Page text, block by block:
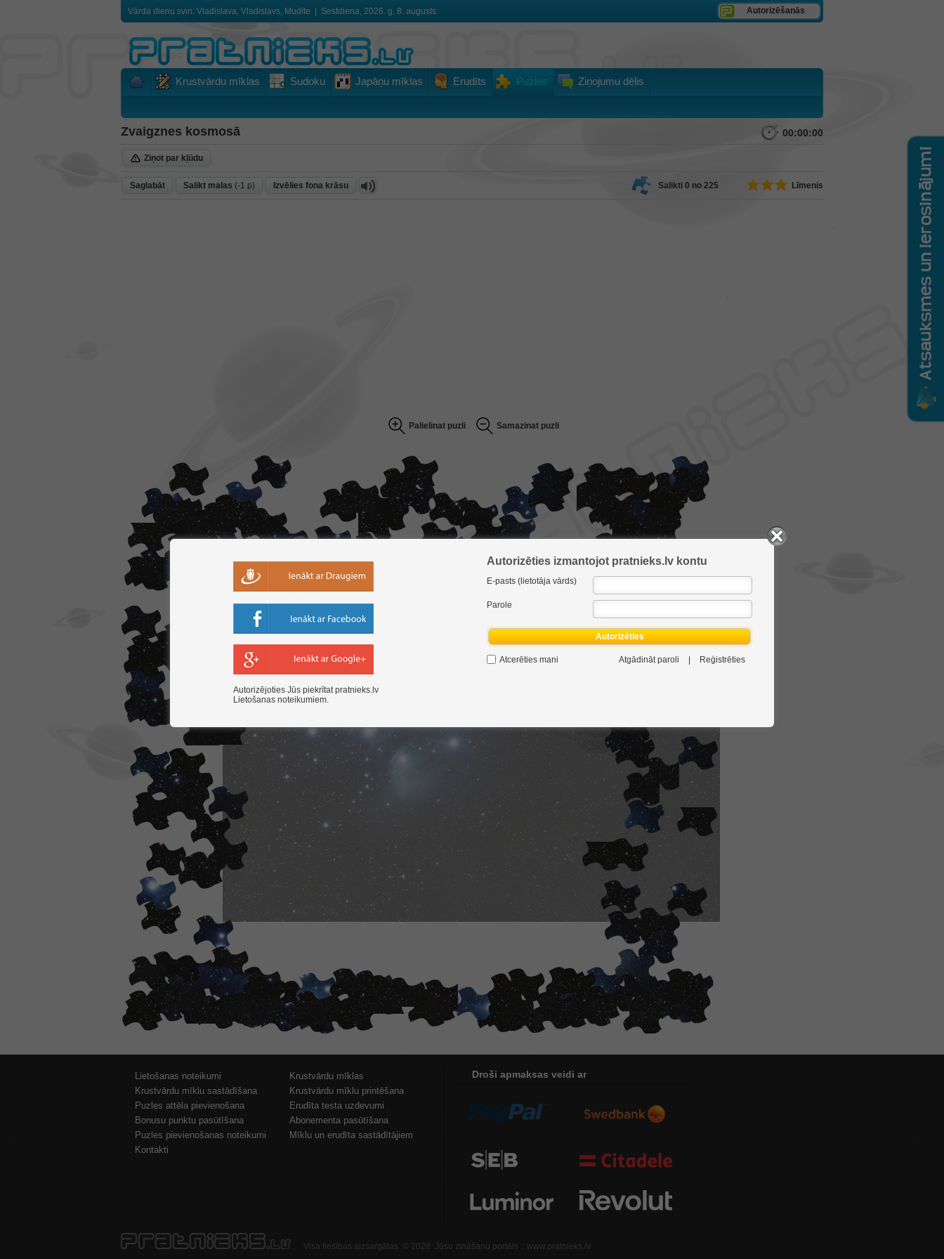
Vārda dienu svin: Vladislava, Vladislavs, Mudīte Sestdiena, 2026. g. 8. augusts Autorizēšanās
Krustvārdu mīklas Sudoku Japāņu mīklas Erudīts Puzles Ziņojumu dēlis
Zvaigznes kosmosā 00:00:00
Ziņot par kļūdu
Saglabāt Salikt malas (-1 p) Izvēlies fona krāsu Salikti 0 no 225 Līmenis
Palielinat puzli Samazinat puzli
Lietošanas noteikumi
Krustvārdu mīklas
Krustvārdu mīklu sastādīšana
Krustvārdu mīklu printēšana
Puzles attēla pievienošana
Erudīta testa uzdevumi
Bonusu punktu pasūtīšana
Abonementa pasūtīšana
Puzles pievienošanas noteikumi
Mīklu un erudīta sastādītājiem
Kontakti
Droši apmaksas veidi ar
Visa tiesības aizsargātas © 2026 Jūsu zināšanu portāls :: www.pratnieks.lv
Autorizējoties Jūs piekrītat pratnieks.lv
Lietošanas noteikumiem
Autorizēties izmantojot pratnieks.lv kontu
E-pasts (lietotāja vārds)
Parole
Autorizēties
Atcerēties mani Atgādināt paroli | Reģistrēties